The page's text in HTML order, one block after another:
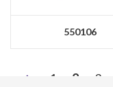
550106
1 2 3